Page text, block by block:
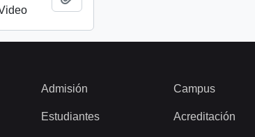
Admisión
Estudiantes
Campus
Acreditación